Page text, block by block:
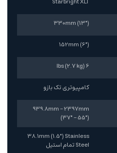
330mm (13")
152mm (6")
6 lbs (2.7 kg)
کامپیوتری تک بازو
939.8mm - 2397mm
(37" - 55")
38.1mm (1.5") Stainless
Steel تمام استیل